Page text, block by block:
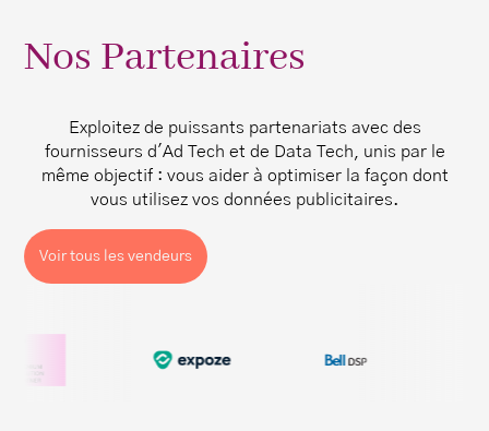
Nos Partenaires
Exploitez de puissants partenariats avec des
fournisseurs d'Ad Tech et de Data Tech, unis par le
même objectif : vous aider à optimiser la façon dont
vous utilisez vos données publicitaires.
Voir tous les vendeurs